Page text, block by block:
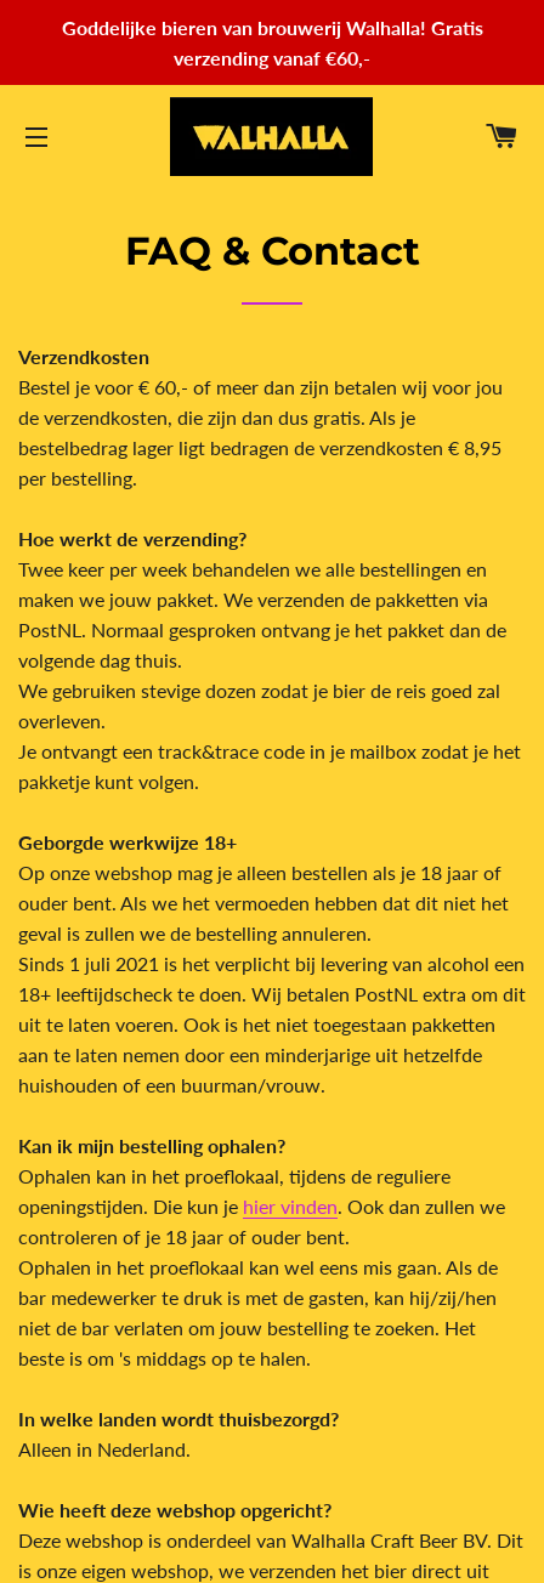
Goddelijke bieren van brouwerij Walhalla! Gratis
verzending vanaf €60,-
FAQ & Contact
Verzendkosten
Bestel je voor € 60,- of meer dan zijn betalen wij voor jou
de verzendkosten, die zijn dan dus gratis. Als je
bestelbedrag lager ligt bedragen de verzendkosten € 8,95
per bestelling.
Hoe werkt de verzending?
Twee keer per week behandelen we alle bestellingen en
maken we jouw pakket. We verzenden de pakketten via
PostNL. Normaal gesproken ontvang je het pakket dan de
volgende dag thuis.
We gebruiken stevige dozen zodat je bier de reis goed zal
overleven.
Je ontvangt een track&trace code in je mailbox zodat je het
pakketje kunt volgen.
Geborgde werkwijze 18+
Op onze webshop mag je alleen bestellen als je 18 jaar of
ouder bent. Als we het vermoeden hebben dat dit niet het
geval is zullen we de bestelling annuleren.
Sinds 1 juli 2021 is het verplicht bij levering van alcohol een
18+ leeftijdscheck te doen. Wij betalen PostNL extra om dit
uit te laten voeren. Ook is het niet toegestaan pakketten
aan te laten nemen door een minderjarige uit hetzelfde
huishouden of een buurman/vrouw.
Kan ik mijn bestelling ophalen?
Ophalen kan in het proeflokaal, tijdens de reguliere
openingstijden. Die kun je hier vinden. Ook dan zullen we
controleren of je 18 jaar of ouder bent.
Ophalen in het proeflokaal kan wel eens mis gaan. Als de
bar medewerker te druk is met de gasten, kan hij/zij/hen
niet de bar verlaten om jouw bestelling te zoeken. Het
beste is om 's middags op te halen.
In welke landen wordt thuisbezorgd?
Alleen in Nederland.
Wie heeft deze webshop opgericht?
Deze webshop is onderdeel van Walhalla Craft Beer BV. Dit
is onze eigen webshop, we verzenden het bier direct uit